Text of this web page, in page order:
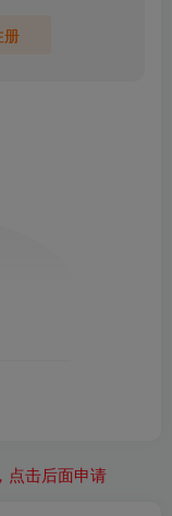
册
击后面申请